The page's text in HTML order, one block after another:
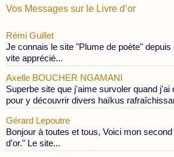
Vos Messages sur le Livre d’or
Rémi Guillet
Je connais le site "Plume de poète"
vite apprécié...
Axelle BOUCHER NGAMANI
Superbe site que j'aime survoler quand j'ai
pour y découvrir divers haïkus
Gérard Lepoutre
Bonjour à toutes et tous, Voici mon
d'or." Le site...